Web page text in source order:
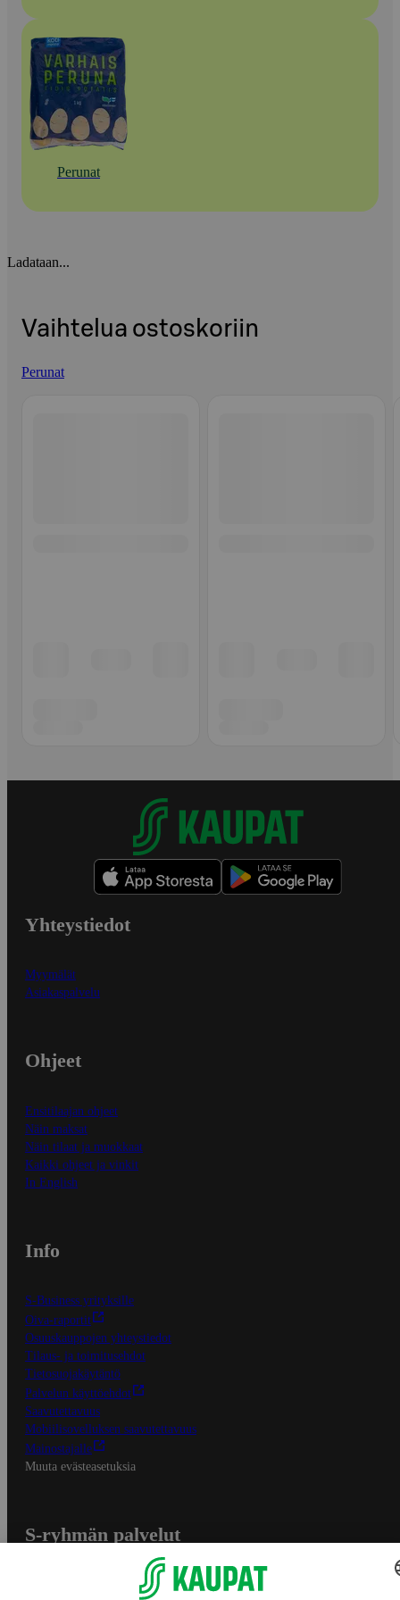
Perunat
Ladataan...
Vaihtelua ostoskoriin
Perunat
Yhteystiedot
Myymälät
Asiakaspalvelu
Ohjeet
Ensitilaajan ohjeet
Näin maksat
Näin tilaat ja muokkaat
Kaikki ohjeet ja vinkit
In English
Info
S-Business yrityksille
Oiva-raportit
Osuuskauppojen yhteystiedot
Tilaus- ja toimitusehdot
Tietosuojakäytäntö
Palvelun käyttöehdot
Saavutettavuus
Mobiilisovelluksen saavutettavuus
Mainostajalle
Muuta evästeasetuksia
S-ryhmän palvelut